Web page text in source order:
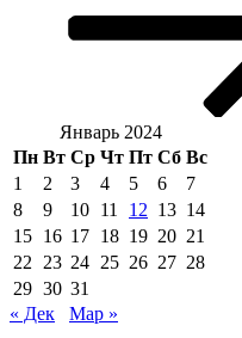
Январь 2024
Пн Вт Ср Чт Пт Сб Вс
1
2 3 4 5 6
7
8
9 10 11 12 13 14
15 16 17 18 19 20 21
22
23 24 25 26 27 28
29 30 31
« Дек
Мар »